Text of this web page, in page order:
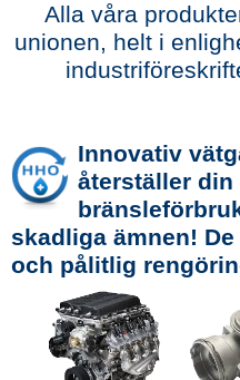
Alla våra
unionen, helt i
Innovativ
återställer
skadliga ämnen!
och pålitlig